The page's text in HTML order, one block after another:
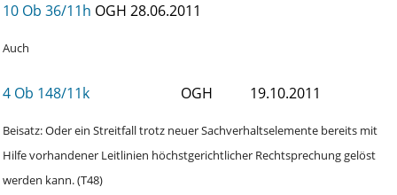
10 Ob 36/11h OGH 28.06.2011
Auch
4 Ob 148/11k OGH 19.10.2011
Beisatz: Oder ein Streitfall trotz neuer Sachverhaltselemente bereits mit
Hilfe vorhandener Leitlinien höchstgerichtlicher Rechtsprechung gelöst
werden kann. (T48)